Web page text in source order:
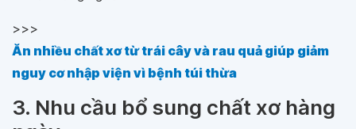
>>>
Ăn nhiều chất xơ từ trái cây và rau quả giúp giảm
nguy cơ nhập viện vì bệnh túi thừa
3. Nhu cầu bổ sung chất xơ hàng